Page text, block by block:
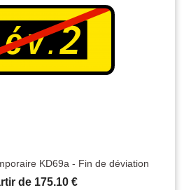
KD69a - Fin de déviation
de 175.10 €